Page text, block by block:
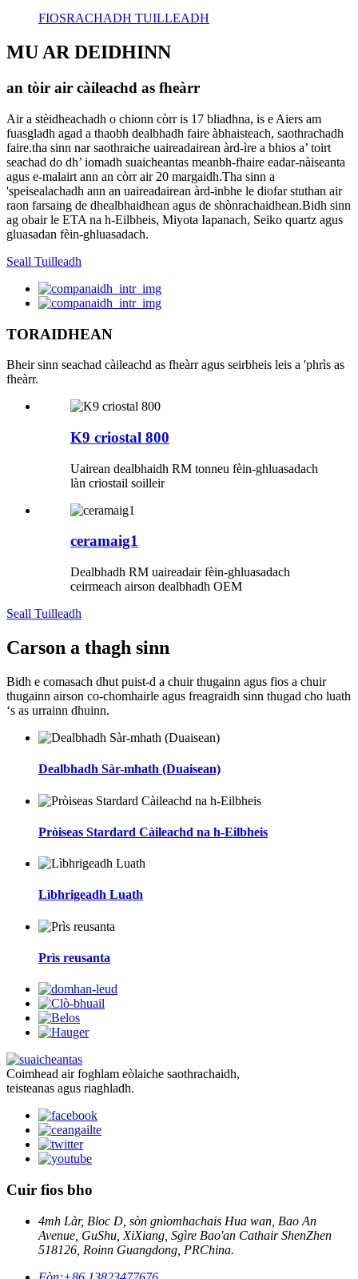
FIOSRACHADH TUILLEADH
MU AR DEIDHINN
an tòir air càileachd as fheàrr
Air a stèidheachadh o chionn còrr is 17 bliadhna, is e Aiers am
fuasgladh agad a thaobh dealbhadh faire àbhaisteach, saothrachadh
faire.tha sinn nar saothraiche uaireadairean àrd-ìre a bhios a’ toirt
seachad do dh’ iomadh suaicheantas meanbh-fhaire eadar-nàiseanta
agus e-malairt ann an còrr air 20 margaidh.Tha sinn a
'speisealachadh ann an uaireadairean àrd-inbhe le diofar stuthan air
raon farsaing de dhealbhaidhean agus de shònrachaidhean.Bidh sinn
ag obair le ETA na h-Eilbheis, Miyota Iapanach, Seiko quartz agus
gluasadan fèin-ghluasadach.
Seall Tuilleadh
TORAIDHEAN
Bheir sinn seachad càileachd as fheàrr agus seirbheis leis a 'phrìs as
fheàrr.
K9 criostal 800
Uairean dealbhaidh RM tonneu fèin-ghluasadach
làn criostail soilleir
ceramaig1
Dealbhadh RM uaireadair fèin-ghluasadach
ceirmeach airson dealbhadh OEM
Seall Tuilleadh
Carson a thagh sinn
Bidh e comasach dhut puist-d a chuir thugainn agus fios a chuir
thugainn airson co-chomhairle agus freagraidh sinn thugad cho luath
‘s as urrainn dhuinn.
Dealbhadh Sàr-mhath (Duaisean)
Pròiseas Stardard Càileachd na h-Eilbheis
Lìbhrigeadh Luath
Prìs reusanta
Coimhead air foghlam eòlaiche saothrachaidh,
teisteanas agus riaghladh.
Cuir fios bho
4mh Làr, Bloc D, sòn gnìomhachais Hua wan, Bao An
Avenue, GuShu, XiXiang, Sgìre Bao'an Cathair ShenZhen
518126, Roinn Guangdong, PRChina.